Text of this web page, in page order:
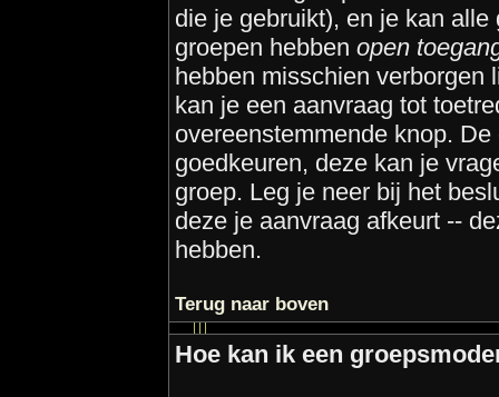
die je gebruikt), en je kan
groepen hebben open
hebben misschien verborgen
kan je een aanvraag tot
overeenstemmende knop.
goedkeuren, deze kan je
groep. Leg je neer bij het
deze je aanvraag afkeurt --
hebben.
Terug naar boven
Hoe kan ik een